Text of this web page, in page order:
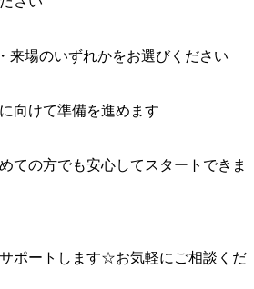
場のいずれかをお選びください
向けて準備を進めます
ての方でも安心してスタートできま
ポートします☆お気軽にご相談くだ